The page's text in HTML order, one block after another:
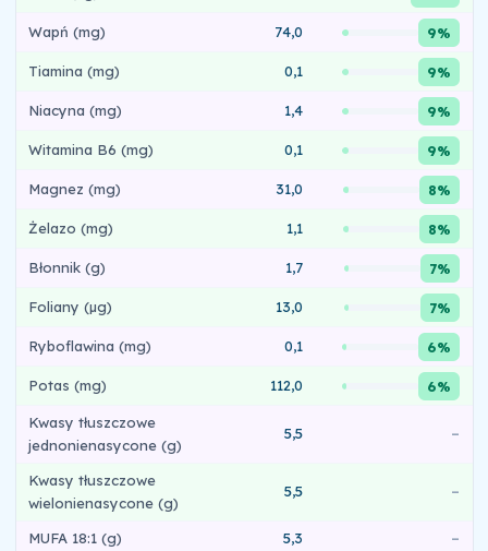
Wapń (mg) 74,0 9%
Tiamina (mg) 0,1 9%
Niacyna (mg) 1,4 9%
Witamina B6 (mg) 0,1 9%
Magnez (mg) 31,0 8%
Żelazo (mg) 1,1 8%
Błonnik (g) 1,7 7%
Foliany (µg) 13,0 7%
Ryboflawina (mg) 0,1 6%
Potas (mg) 112,0 6%
Kwasy tłuszczowe
jednonienasycone (g)
5,5 –
Kwasy tłuszczowe
wielonienasycone (g)
5,5 –
MUFA 18:1 (g) 5,3
–